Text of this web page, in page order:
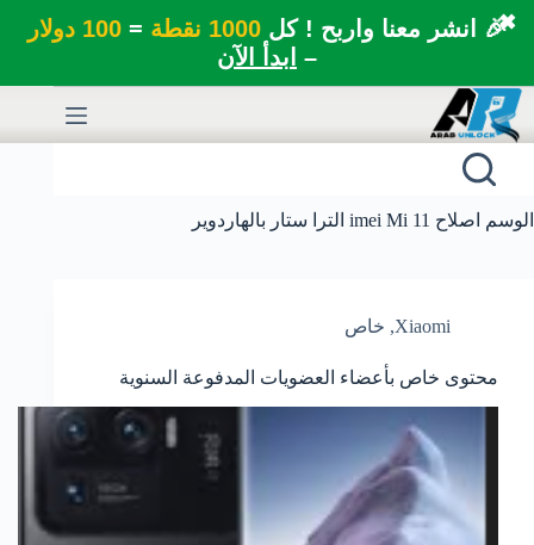
🎉 انشر معنا واربح ! كل1000 نقطة =100 دولار
– ابدأ الآن
✖
التجاوز
إلى
المحتوى
الوسم اصلاح imei Mi 11 الترا ستار بالهاردوير
Xiaomi
, خاص
محتوى خاص بأعضاء العضويات المدفوعة السنوية